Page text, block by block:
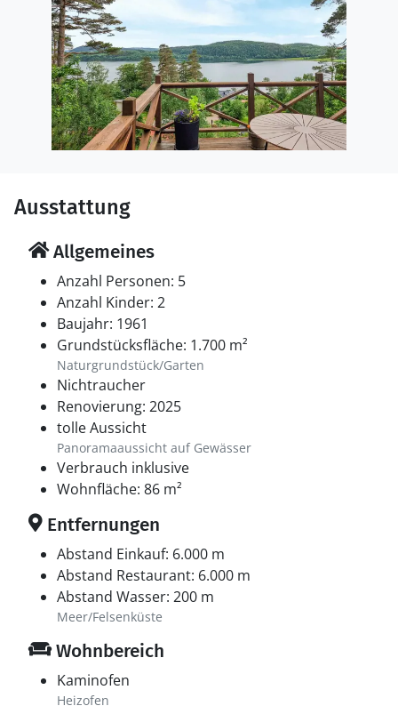
Ausstattung
Allgemeines
Anzahl Personen: 5
Anzahl Kinder: 2
Baujahr: 1961
Grundstücksfläche: 1.700 m²
Naturgrundstück/Garten
Nichtraucher
Renovierung: 2025
tolle Aussicht
Panoramaaussicht auf Gewässer
Verbrauch inklusive
Wohnfläche: 86 m²
Entfernungen
Abstand Einkauf: 6.000 m
Abstand Restaurant: 6.000 m
Abstand Wasser: 200 m
Meer/Felsenküste
Wohnbereich
Kaminofen
Heizofen